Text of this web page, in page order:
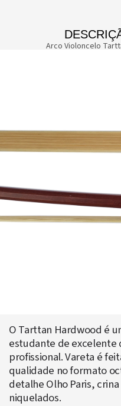
Arco Violoncelo
O Tarttan Hardwood é
estudante de excelente
profissional. Vareta é
qualidade no formato
detalhe Olho Paris,
niquelados.